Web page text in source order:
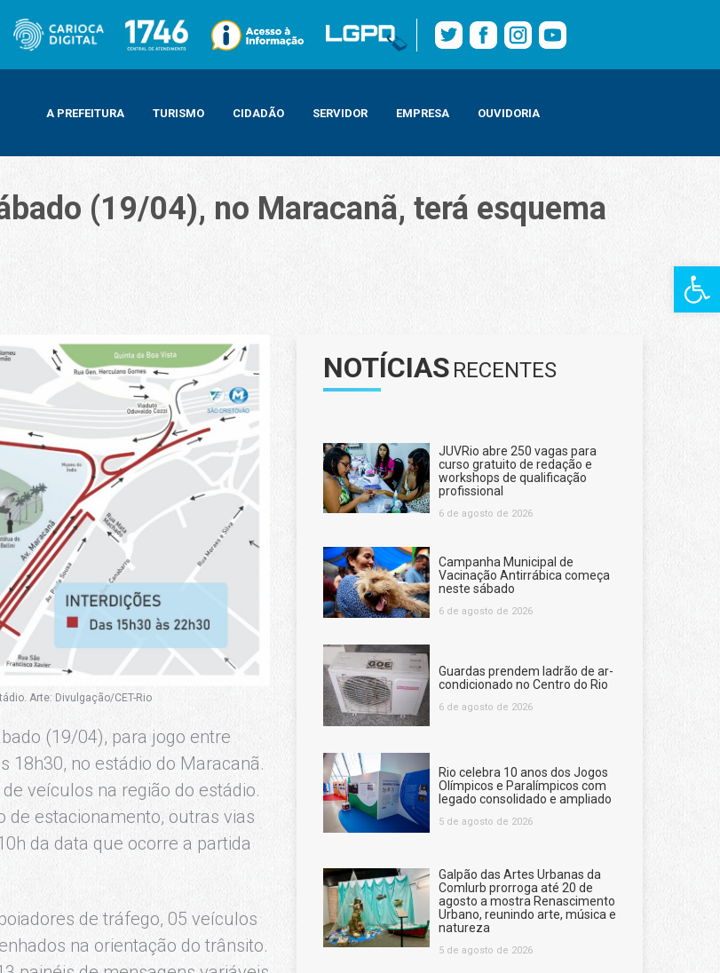
Barra de
A PREFEITURA TURISMO CIDADÃO SERVIDOR EMPRESA OUVIDORIA
(19/04), no Maracanã, terá esquema
terá esquema especial de trânsito
Arte: Divulgação/CET-Rio
(19/04), para jogo entre
18h30, no estádio do Maracanã.
veículos na região do estádio.
de estacionamento, outras vias
da data que ocorre a partida
de tráfego, 05 veículos
na orientação do trânsito.
NOTÍCIAS RECENTES
JUVRio abre 250 vagas para
curso gratuito de redação e
workshops de qualificação
profissional
6 de agosto de 2026
Campanha Municipal de
Vacinação Antirrábica começa
neste sábado
6 de agosto de 2026
Guardas prendem ladrão de ar-
condicionado no Centro do Rio
6 de agosto de 2026
Rio celebra 10 anos dos Jogos
Olímpicos e Paralímpicos com
legado consolidado e ampliado
5 de agosto de 2026
Galpão das Artes Urbanas da
Comlurb prorroga até 20 de
agosto a mostra Renascimento
Urbano, reunindo arte, música e
natureza
5 de agosto de 2026